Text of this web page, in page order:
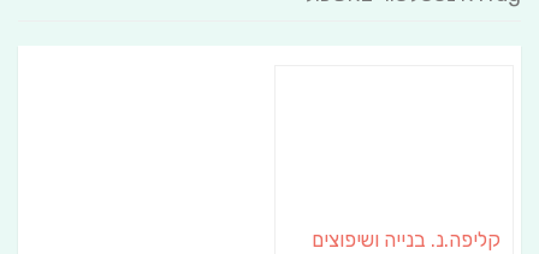
קליפה.נ. בנייה ושיפוצים